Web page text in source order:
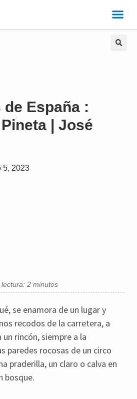
España :
| José
5, 2023
2 minutos
se enamora de un lugar y
recodos de la carretera, a
rincón, siempre a la
paredes rocosas de un circo
praderilla, un claro o calva en
bosque.